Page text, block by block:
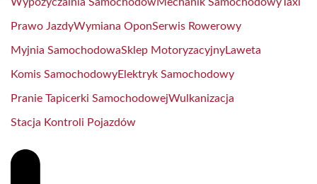
Prawo JazdyWymiana OponSerwis Rowerowy
Myjnia SamochodowaSklep MotoryzacyjnyLaweta
Komis SamochodowyElektryk Samochodowy
Pranie Tapicerki SamochodowejWulkanizacja
Stacja Kontroli Pojazdów